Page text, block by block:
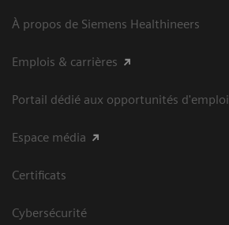
À propos de Siemens Healthineers
Emplois & carrières
Portail dédié aux opportunités d'emploi
Espace média
Certificats
Cybersécurité